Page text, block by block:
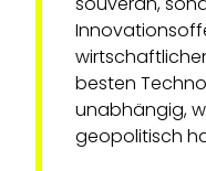
besten
unabhängig,
geopolitisch